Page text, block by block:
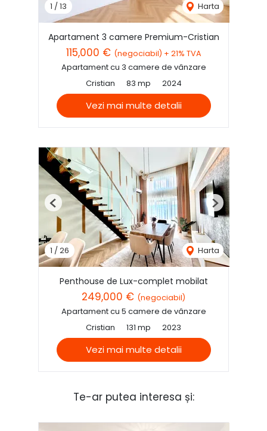
1 / 13 Harta
Apartament 3 camere Premium-Cristian
115,000 € (negociabil) + 21% TVA
Apartament cu 3 camere de vânzare
Cristian
83 mp 2024
Vezi mai multe detalii
1 / 26 Harta
Previous Next
Penthouse de Lux-complet mobilat
249,000 € (negociabil)
Apartament cu 5 camere de vânzare
Cristian
131 mp 2023
Vezi mai multe detalii
Te-ar putea interesa și: